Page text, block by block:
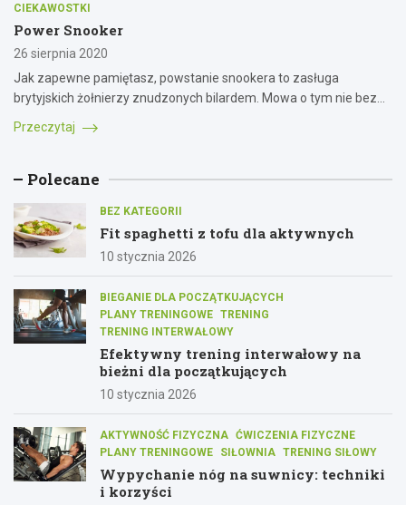
CIEKAWOSTKI
Power Snooker
26 sierpnia 2020
Jak zapewne pamiętasz, powstanie snookera to zasługa
brytyjskich żołnierzy znudzonych bilardem. Mowa o tym nie bez…
Przeczytaj
Polecane
BEZ KATEGORII
Fit spaghetti z tofu dla aktywnych
10 stycznia 2026
BIEGANIE DLA POCZĄTKUJĄCYCH
PLANY TRENINGOWE TRENING
TRENING INTERWAŁOWY
Efektywny trening interwałowy na
bieżni dla początkujących
10 stycznia 2026
AKTYWNOŚĆ FIZYCZNA ĆWICZENIA FIZYCZNE
PLANY TRENINGOWE
SIŁOWNIA TRENING SIŁOWY
Wypychanie nóg na suwnicy: techniki
i korzyści